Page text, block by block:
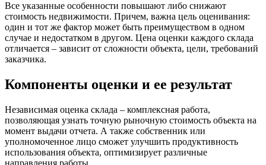
Все указанные особенности повышают либо снижают
стоимость недвижимости. Причем, важна цель оценивания:
один и тот же фактор может быть преимуществом в одном
случае и недостатком в другом. Цена оценки каждого склада
отличается – зависит от сложности объекта, цели, требований
заказчика.
Компоненты оценки и ее результат
Независимая оценка склада – комплексная работа,
позволяющая узнать точную рыночную стоимость объекта на
момент выдачи отчета. А также собственник или
уполномоченное лицо сможет улучшить продуктивность
использования объекта, оптимизирует различные
направления работы.